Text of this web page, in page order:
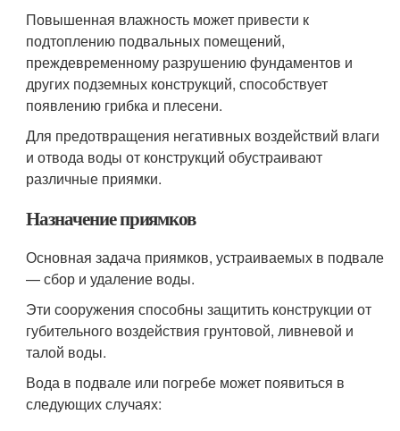
Повышенная влажность может привести к
подтоплению подвальных помещений,
преждевременному разрушению фундаментов и
других подземных конструкций, способствует
появлению грибка и плесени.
Для предотвращения негативных воздействий влаги
и отвода воды от конструкций обустраивают
различные приямки.
Назначение приямков
Основная задача приямков, устраиваемых в подвале
— сбор и удаление воды.
Эти сооружения способны защитить конструкции от
губительного воздействия грунтовой, ливневой и
талой воды.
Вода в подвале или погребе может появиться в
следующих случаях: